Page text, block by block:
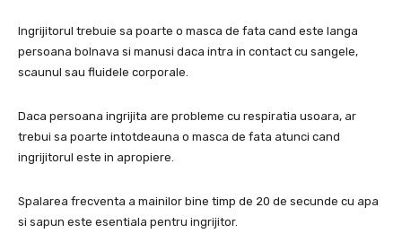
Ingrijitorul trebuie sa poarte o masca de fata cand este langa
persoana bolnava si manusi daca intra in contact cu sangele,
scaunul sau fluidele corporale.
Daca persoana ingrijita are probleme cu respiratia usoara, ar
trebui sa poarte intotdeauna o masca de fata atunci cand
ingrijitorul este in apropiere.
Spalarea frecventa a mainilor bine timp de 20 de secunde cu apa
si sapun este esentiala pentru ingrijitor.